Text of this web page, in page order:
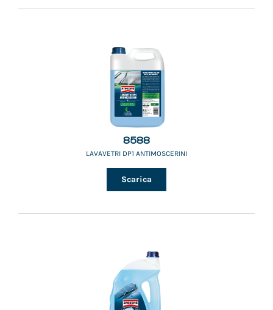
8588
LAVAVETRI DP1 ANTIMOSCERINI
Scarica